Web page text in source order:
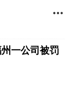

一公司被罚